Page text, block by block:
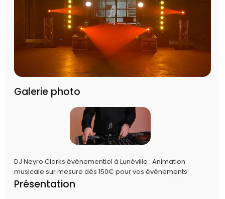
Galerie photo
DJ Neyro Clarks événementiel à Lunéville : Animation
musicale sur mesure dès 150€ pour vos événements
Présentation